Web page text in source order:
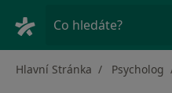
Co hledáte?
Hlavní Stránka Psycholog